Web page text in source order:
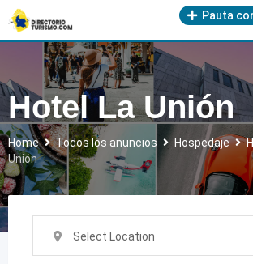
Skip
to
content
Pauta
Hotel La Unión
Home Todos los anuncios Hospedaje
Unión
Select Location